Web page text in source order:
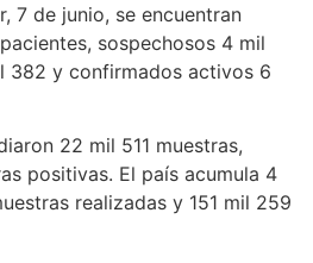
7 de junio, se encuentran
sospechosos 4 mil
382 y confirmados activos 6
22 mil 511 muestras,
positivas. El país acumula 4
realizadas y 151 mil 259